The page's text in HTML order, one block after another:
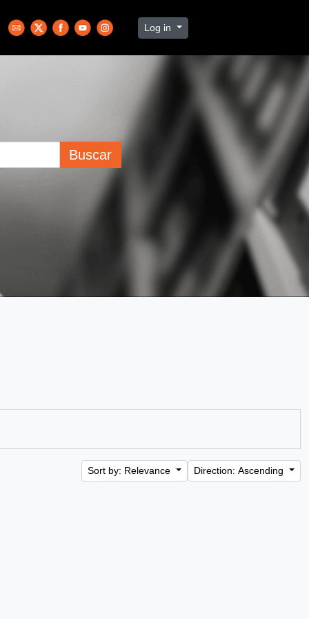
Log in
Buscar
Sort by: Relevance Direction: Ascending